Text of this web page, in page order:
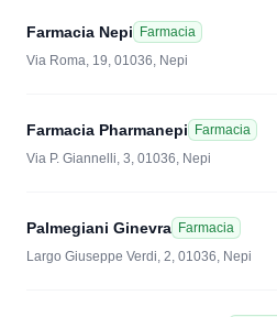
Farmacia Nepi
Farmacia
Via Roma, 19, 01036, Nepi
Farmacia Pharmanepi
Farmacia
Via P. Giannelli, 3, 01036, Nepi
Palmegiani Ginevra Farmacia
Largo Giuseppe Verdi, 2, 01036, Nepi